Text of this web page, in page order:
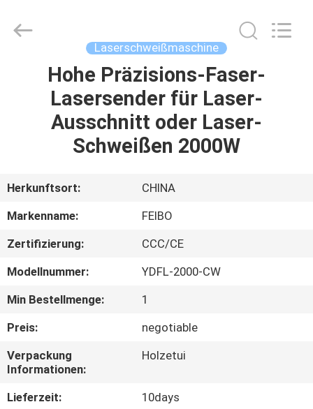
HAUS
PRODUKTE
ÜBER
FABRIK-
AUSFLUG
QUALITÄTSKONTROLLE
FORDERN
Co.,Ltd..
Laserschweißmaschine
Hohe Präzisions-Faser-
Lasersender für Laser-
Ausschnitt oder Laser-
Schweißen 2000W
Herkunftsort:
CHINA
Markenname:
FEIBO
Zertifizierung:
CCC/CE
Modellnummer:
YDFL-2000-CW
Min Bestellmenge:
1
Preis:
negotiable
Verpackung
Informationen:
Holzetui
Lieferzeit:
10days